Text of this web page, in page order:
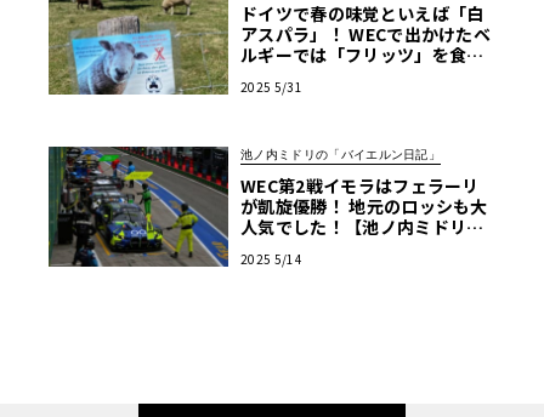
ドイツで春の味覚といえば「白
アスパラ」！ WECで出かけたベ
ルギーでは「フリッツ」を食べ
リのジャーマン日記】
2025 5/31
池ノ内ミドリの「バイエルン日記」
WEC第2戦イモラはフェラーリ
が凱旋優勝！ 地元のロッシも大
人気でした！【池ノ内ミドリの
2025 5/14